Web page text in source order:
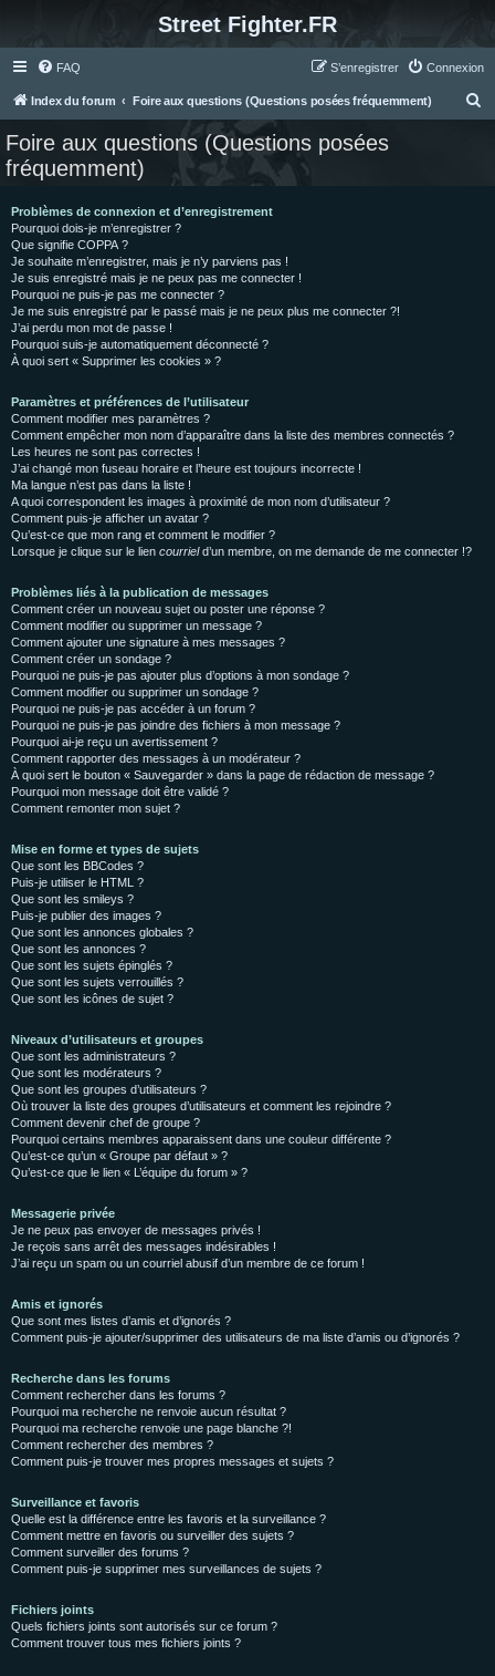
Street Fighter.FR
FAQ Connexion
S’enregistrer
Index du forum Foire aux questions (Questions posées fréquemment)
Foire aux questions (Questions posées
fréquemment)
Problèmes de connexion et d’enregistrement
Pourquoi dois-je m’enregistrer ?
Que signifie COPPA ?
Je souhaite m’enregistrer, mais je n’y parviens pas !
Je suis enregistré mais je ne peux pas me connecter !
Pourquoi ne puis-je pas me connecter ?
Je me suis enregistré par le passé mais je ne peux plus me connecter ?!
J’ai perdu mon mot de passe !
Pourquoi suis-je automatiquement déconnecté ?
À quoi sert « Supprimer les cookies » ?
Paramètres et préférences de l’utilisateur
Comment modifier mes paramètres ?
Comment empêcher mon nom d’apparaître dans la liste des membres connectés ?
Les heures ne sont pas correctes !
J’ai changé mon fuseau horaire et l’heure est toujours incorrecte !
Ma langue n’est pas dans la liste !
A quoi correspondent les images à proximité de mon nom d’utilisateur ?
Comment puis-je afficher un avatar ?
Qu’est-ce que mon rang et comment le modifier ?
Lorsque je clique sur le lien courrield’un membre, on me demande de me connecter !?
Problèmes liés à la publication de messages
Comment créer un nouveau sujet ou poster une réponse ?
Comment modifier ou supprimer un message ?
Comment ajouter une signature à mes messages ?
Comment créer un sondage ?
Pourquoi ne puis-je pas ajouter plus d’options à mon sondage ?
Comment modifier ou supprimer un sondage ?
Pourquoi ne puis-je pas accéder à un forum ?
Pourquoi ne puis-je pas joindre des fichiers à mon message ?
Pourquoi ai-je reçu un avertissement ?
Comment rapporter des messages à un modérateur ?
À quoi sert le bouton « Sauvegarder » dans la page de rédaction de message ?
Pourquoi mon message doit être validé ?
Comment remonter mon sujet ?
Mise en forme et types de sujets
Que sont les BBCodes ?
Puis-je utiliser le HTML ?
Que sont les smileys ?
Puis-je publier des images ?
Que sont les annonces globales ?
Que sont les annonces ?
Que sont les sujets épinglés ?
Que sont les sujets verrouillés ?
Que sont les icônes de sujet ?
Niveaux d’utilisateurs et groupes
Que sont les administrateurs ?
Que sont les modérateurs ?
Que sont les groupes d’utilisateurs ?
Où trouver la liste des groupes d’utilisateurs et comment les rejoindre ?
Comment devenir chef de groupe ?
Pourquoi certains membres apparaissent dans une couleur différente ?
Qu’est-ce qu’un « Groupe par défaut » ?
Qu’est-ce que le lien « L’équipe du forum » ?
Messagerie privée
Je ne peux pas envoyer de messages privés !
Je reçois sans arrêt des messages indésirables !
J’ai reçu un spam ou un courriel abusif d’un membre de ce forum !
Amis et ignorés
Que sont mes listes d’amis et d’ignorés ?
Comment puis-je ajouter/supprimer des utilisateurs de ma liste d’amis ou d’ignorés ?
Recherche dans les forums
Comment rechercher dans les forums ?
Pourquoi ma recherche ne renvoie aucun résultat ?
Pourquoi ma recherche renvoie une page blanche ?!
Comment rechercher des membres ?
Comment puis-je trouver mes propres messages et sujets ?
Surveillance et favoris
Quelle est la différence entre les favoris et la surveillance ?
Comment mettre en favoris ou surveiller des sujets ?
Comment surveiller des forums ?
Comment puis-je supprimer mes surveillances de sujets ?
Fichiers joints
Quels fichiers joints sont autorisés sur ce forum ?
Comment trouver tous mes fichiers joints ?